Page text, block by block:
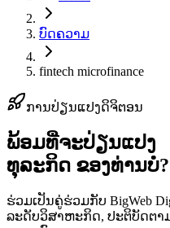
ບົດຄວາມ
fintech microfinance
ການປ່ຽນແປງດິຈິຕອນ
ພ້ອມທີ່ຈະປ່ຽນແປງ
ທຸລະກິດ ຂອງທ່ານບໍ?
ຮ່ວມເປັນຄູ່ຮ່ວມກັບ BigWeb
ລະດັບວິສາຫະກິດ, ປະຕິບັດຕ